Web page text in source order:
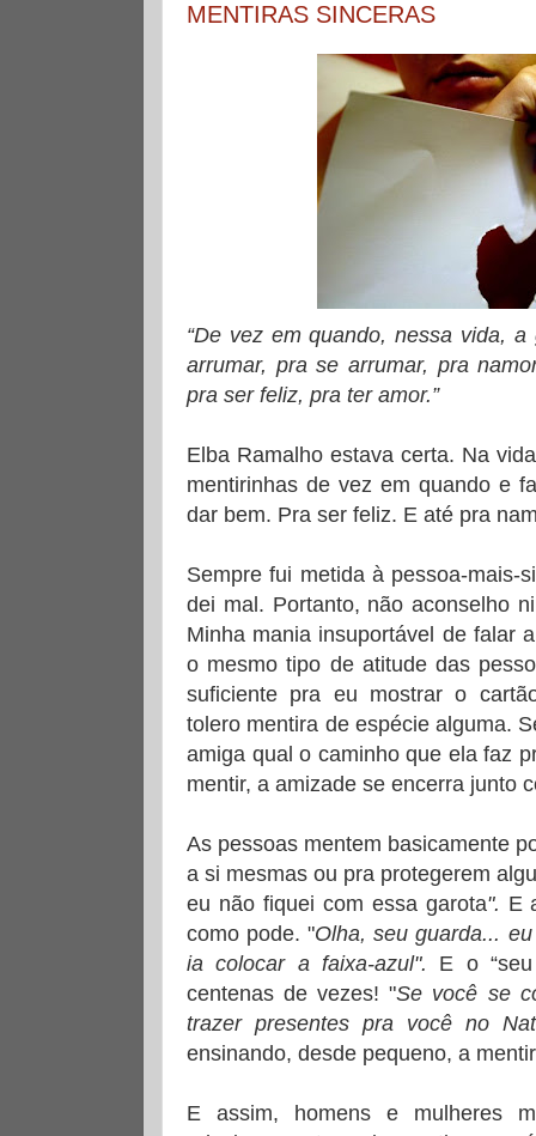
MENTIRAS SINCERAS
“De vez em quando, nessa vida,
arrumar, pra se arrumar, pra
pra ser feliz, pra ter amor.”
Elba Ramalho estava certa. Na
mentirinhas de vez em quando e
dar bem. Pra ser feliz. E até pra
Sempre fui metida à pessoa-mais-
dei mal. Portanto, não aconselho
Minha mania insuportável de falar
o mesmo tipo de atitude das
suficiente pra eu mostrar o
tolero mentira de espécie alguma.
amiga qual o caminho que ela faz
mentir, a amizade se encerra junto
As pessoas mentem basicamente
a si mesmas ou pra protegerem
eu não fiquei com essa garota". E
como pode. "Olha, seu guarda...
ia colocar a faixa-azul".
E o
centenas de vezes! "Se você se
trazer presentes pra você no
ensinando, desde pequeno, a
E assim, homens e mulheres